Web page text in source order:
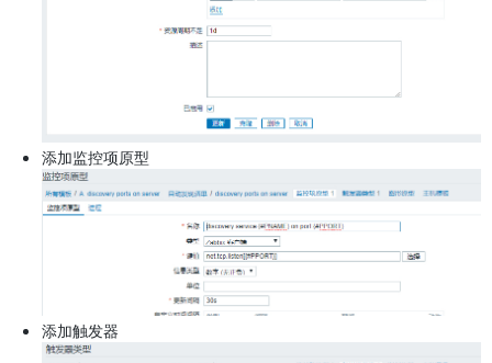
添加监控项原型
添加触发器